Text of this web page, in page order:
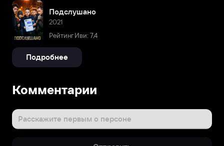
Подслушано
2021
Рейтинг Иви: 7,4
Подробнее
Комментарии
Расскажите первым о персоне